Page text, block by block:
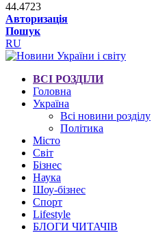
44.4723
Авторизація
Пошук
RU
ВСІ РОЗДІЛИ
Головна
Україна
Всі новини розділу
Політика
Місто
Світ
Бізнес
Наука
Шоу-бізнес
Спорт
Lifestyle
БЛОГИ ЧИТАЧІВ